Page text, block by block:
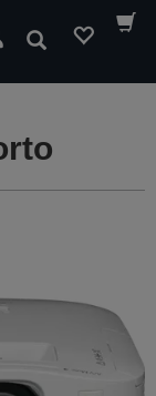
Cerca